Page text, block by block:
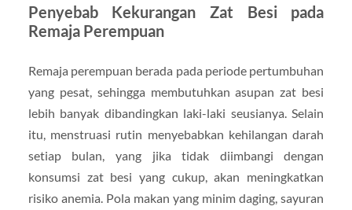
Penyebab Kekurangan Zat Besi pada
Remaja Perempuan
Remaja perempuan berada pada periode pertumbuhan
yang pesat, sehingga membutuhkan asupan zat besi
lebih banyak dibandingkan laki-laki seusianya. Selain
itu, menstruasi rutin menyebabkan kehilangan darah
setiap bulan, yang jika tidak diimbangi dengan
konsumsi zat besi yang cukup, akan meningkatkan
risiko anemia. Pola makan yang minim daging, sayuran